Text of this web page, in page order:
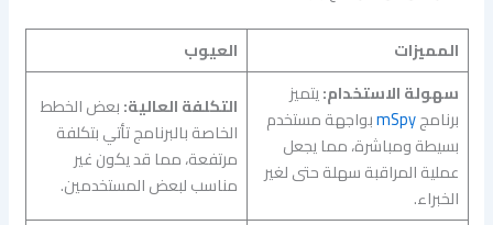
المميزات
العيوب
سهولة الاستخدام:يتميز
برنامجmSpyبواجهة مستخدم
بسيطة ومباشرة، مما يجعل
عملية المراقبة سهلة حتى لغير
الخبراء.
التكلفة العالية:بعض الخطط
الخاصة بالبرنامج تأتي بتكلفة
مرتفعة، مما قد يكون غير
مناسب لبعض المستخدمين.